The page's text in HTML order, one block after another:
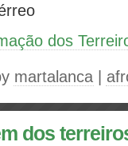
dos
martalanca
dos